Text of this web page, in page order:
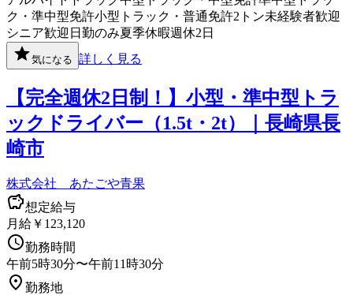
ク・準中型免許小型トラック・普通免許2トン未経験者歓迎
シニア歓迎 日勤のみ夏季休暇週休2日
気になる 詳しく見る
【完全週休2日制！】小型・準中型トラ
ックドライバー（1.5t・2t）｜長崎県長
崎市
株式会社 あたごや青果
想定給与
月給￥123,120
勤務時間
午前5時30分〜午前11時30分
勤務地